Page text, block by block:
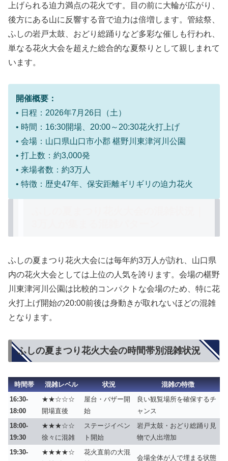
上げられる迫力満点の花火です。目の前に大輪が広がり、
後方にある山に反響する音で迫力は倍増します。管絃祭、
ふしの岩戸太鼓、おどり総踊りなど多彩な催しも行われ、
単なる花火大会を超えた総合的な夏祭りとして親しまれて
います。
開催概要：
• 日程： 2026年7月26日（土）
• 時間：16:30開場、20:00～20:30花火打上げ
• 会場：山口県山口市小郡 椹野川東津河川公園
• 打上数：約3,000発
• 来場者数：約3万人
• 特徴：歴史47年、保安距離ギリギリの迫力花火
ふしの夏まつり花火大会には毎年約3万人 が訪れ、山口県
内の花火大会としては上位の人気を誇ります。会場の椹野
川東津河川公園は比較的コンパクトな会場のため、特に花
火打上げ開始の20:00前後は身動きが取れないほどの混雑
となります。
ふしの夏まつり花火大会の時間帯別混雑状況
時間帯 混雑レベル 状況
混雑の特徴
16:30-
18:00
★★☆☆☆
開場直後
屋台・バザー開
始
良い観覧場所を確保するチ
ャンス
18:00-
19:30
★★★☆☆
徐々に混雑
ステージイベン
ト開始
岩戸太鼓・おどり総踊り見
物で人出増加
19:30-
★★★★☆
花火直前の大混
会場全体が人で埋まる状態